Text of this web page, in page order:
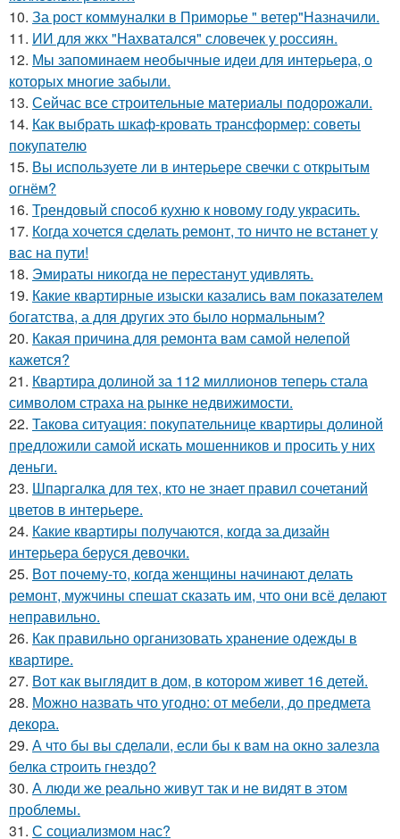
10. За рост коммуналки в Приморье " ветер"Назначили.
11. ИИ для жкх "Нахватался" словечек у россиян.
12. Мы запоминаем необычные идеи для интерьера, о
которых многие забыли.
13. Сейчас все строительные материалы подорожали.
14. Как выбрать шкаф-кровать трансформер: советы
покупателю
15. Вы используете ли в интерьере свечки с открытым
огнём?
16. Трендовый способ кухню к новому году украсить.
17. Когда хочется сделать ремонт, то ничто не встанет у
вас на пути!
18. Эмираты никогда не перестанут удивлять.
19. Какие квартирные изыски казались вам показателем
богатства, а для других это было нормальным?
20. Какая причина для ремонта вам самой нелепой
кажется?
21. Квартира долиной за 112 миллионов теперь стала
символом страха на рынке недвижимости.
22. Такова ситуация: покупательнице квартиры долиной
предложили самой искать мошенников и просить у них
деньги.
23. Шпаргалка для тех, кто не знает правил сочетаний
цветов в интерьере.
24. Какие квартиры получаются, когда за дизайн
интерьера беруся девочки.
25. Вот почему-то, когда женщины начинают делать
ремонт, мужчины спешат сказать им, что они всё делают
неправильно.
26. Как правильно организовать хранение одежды в
квартире.
27. Вот как выглядит в дом, в котором живет 16 детей.
28. Можно назвать что угодно: от мебели, до предмета
декора.
29. А что бы вы сделали, если бы к вам на окно залезла
белка строить гнездо?
30. А люди же реально живут так и не видят в этом
проблемы.
31. С социализмом нас?